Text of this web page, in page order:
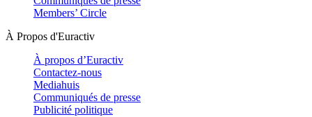
Members’ Circle
À Propos d'Euractiv
À propos d’Euractiv
Contactez-nous
Mediahuis
Communiqués de presse
Publicité politique